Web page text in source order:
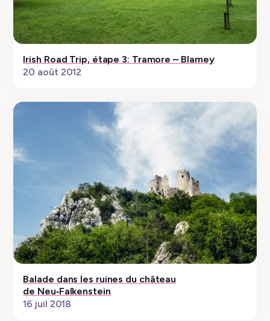
Irish Road Trip, étape 3: Tramore – Blarney
20 août 2012
Balade dans les ruines du château
de Neu‑Falkenstein
16 juil 2018